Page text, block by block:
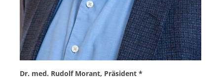
Dr. med. Rudolf Morant, Präsident *